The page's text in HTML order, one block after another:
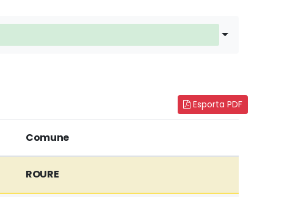
Esporta PDF
Comune
ROURE